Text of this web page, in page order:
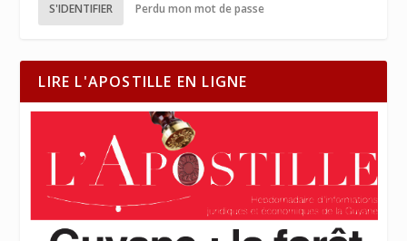
S'IDENTIFIER Perdu mon mot de passe
LIRE L'APOSTILLE EN LIGNE